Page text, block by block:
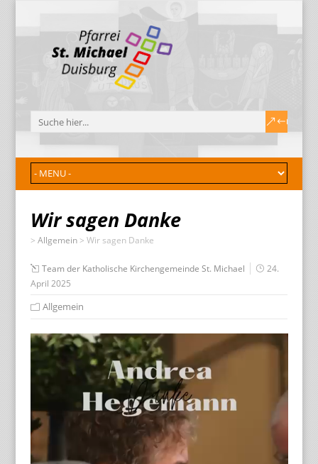
Wir sagen Danke
> Allgemein> Wir sagen Danke
Team der Katholische Kirchengemeinde St. Michael
24.
April 2025
Allgemein